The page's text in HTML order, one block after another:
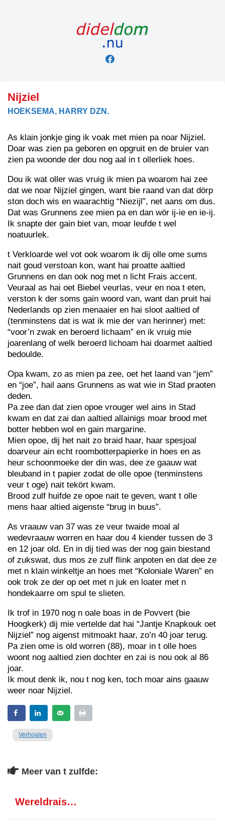
Nijziel
HOEKSEMA, HARRY DZN.
As klain jonkje ging ik voak met mien pa noar Nijziel.
Doar was zien pa geboren en opgruit en de bruier van
zien pa woonde der dou nog aal in t ollerliek hoes.
Dou ik wat oller was vruig ik mien pa woarom hai zee
dat we noar Nijziel gingen, want bie raand van dat dörp
ston doch wis en waarachtig “Niezijl”, net aans om dus.
Dat was Grunnens zee mien pa en dan wör ij-ie en ie-ij.
Ik snapte der gain biet van, moar leufde t wel
noatuurlek.
t Verkloarde wel vot ook woarom ik dij olle ome sums
nait goud verstoan kon, want hai proatte aaltied
Grunnens en dan ook nog met n licht Frais accent.
Veuraal as hai oet Biebel veurlas, veur en noa t eten,
verston k der soms gain woord van, want dan pruit hai
Nederlands op zien menaaier en hai sloot aaltied of
(tenminstens dat is wat ik mie der van herinner) met:
“voor’n zwak en beroerd lichaam” en ik vruig mie
joarenlang of welk beroerd lichoam hai doarmet aaltied
bedoulde.
Opa kwam, zo as mien pa zee, oet het laand van “jem”
en “joe”, hail aans Grunnens as wat wie in Stad praoten
deden.
Pa zee dan dat zien opoe vrouger wel ains in Stad
kwam en dat zai dan aaltied allainigs moar brood met
botter hebben wol en gain margarine.
Mien opoe, dij het nait zo braid haar, haar spesjoal
doarveur ain echt roombotterpapierke in hoes en as
heur schoonmoeke der din was, dee ze gaauw wat
bleuband in t papier zodat de olle opoe (tenminstens
veur t oge) nait tekört kwam.
Brood zulf huifde ze opoe nait te geven, want t olle
mens haar altied aigenste “brug in buus”.
As vraauw van 37 was ze veur twaide moal al
wedevraauw worren en haar dou 4 kiender tussen de 3
en 12 joar old. En in dij tied was der nog gain biestand
of zukswat, dus mos ze zulf flink anpoten en dat dee ze
met n klain winkeltje an hoes met “Koloniale Waren” en
ook trok ze der op oet met n juk en loater met n
hondekaarre om spul te slieten.
Ik trof in 1970 nog n oale boas in de Povvert (bie
Hoogkerk) dij mie vertelde dat hai “Jantje Knapkouk oet
Nijziel” nog aigenst mitmoakt haar, zo’n 40 joar terug.
Pa zien ome is old worren (88), moar in t olle hoes
woont nog aaltied zien dochter en zai is nou ook al 86
joar.
Ik mout denk ik, nou t nog ken, toch moar ains gaauw
weer noar Nijziel.
Verhoalen
Meer van t zulfde:
Wereldrais…